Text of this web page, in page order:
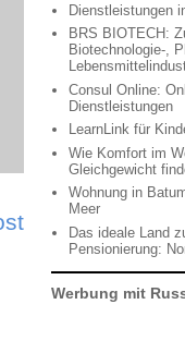
Dienstleistungen
BRS BIOTECH:
Biotechnologie-,
Consul Online:
Dienstleistungen
LearnLink für
Wie Komfort im
Gleichgewicht
Wohnung in
Meer
Das ideale Land
Pensionierung:
Werbung mit